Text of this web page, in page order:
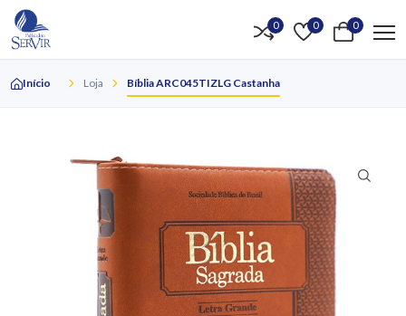
0 0 0
Início Loja Bíblia ARC045TIZLG Castanha